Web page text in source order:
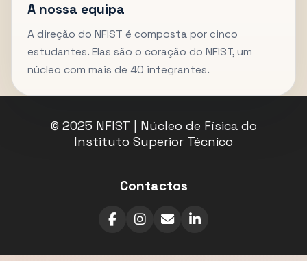
A nossa equipa
A direção do NFIST é composta por cinco
estudantes. Elas são o coração do NFIST, um
núcleo com mais de 40 integrantes.
© 2025 NFIST | Núcleo de Física do
Instituto Superior Técnico
Contactos